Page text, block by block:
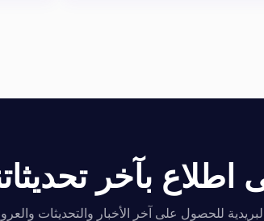
اطلاع بآخر
البريدية للحصول على آخر الأخبار والتحديثات